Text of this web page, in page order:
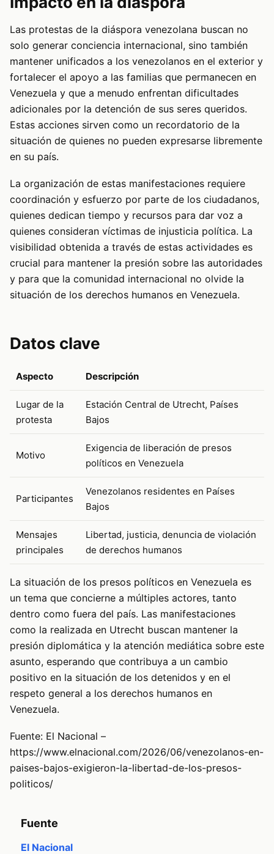
Las protestas de la diáspora venezolana buscan no
solo generar conciencia internacional, sino también
mantener unificados a los venezolanos en el exterior y
fortalecer el apoyo a las familias que permanecen en
Venezuela y que a menudo enfrentan dificultades
adicionales por la detención de sus seres queridos.
Estas acciones sirven como un recordatorio de la
situación de quienes no pueden expresarse libremente
en su país.
La organización de estas manifestaciones requiere
coordinación y esfuerzo por parte de los ciudadanos,
quienes dedican tiempo y recursos para dar voz a
quienes consideran víctimas de injusticia política. La
visibilidad obtenida a través de estas actividades es
crucial para mantener la presión sobre las autoridades
y para que la comunidad internacional no olvide la
situación de los derechos humanos en Venezuela.
Datos clave
Aspecto Descripción
Lugar de la
protesta
Estación Central de Utrecht, Países
Bajos
Motivo
Exigencia de liberación de presos
políticos en Venezuela
Participantes
Venezolanos residentes en Países
Bajos
Mensajes
principales
Libertad, justicia, denuncia de violación
de derechos humanos
La situación de los presos políticos en Venezuela es
un tema que concierne a múltiples actores, tanto
dentro como fuera del país. Las manifestaciones
como la realizada en Utrecht buscan mantener la
presión diplomática y la atención mediática sobre este
asunto, esperando que contribuya a un cambio
positivo en la situación de los detenidos y en el
respeto general a los derechos humanos en
Venezuela.
Fuente: El Nacional –
https://www.elnacional.com/2026/06/venezolanos-en-
paises-bajos-exigieron-la-libertad-de-los-presos-
politicos/
Fuente
El Nacional